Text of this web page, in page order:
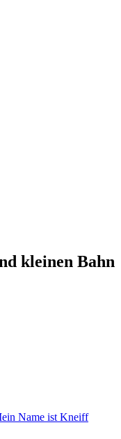
kleinen Bahn
Name ist Kneiff